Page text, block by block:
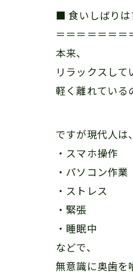
■ 食いしばりは
＝＝＝＝＝＝＝
本来、
リラックスして
軽く離れている
ですが現代人は、
・スマホ操作
・パソコン作業
・ストレス
・緊張
・睡眠中
などで、
無意識に奥歯を